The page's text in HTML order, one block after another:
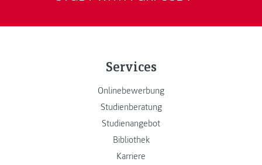
Services
Onlinebewerbung
Studienberatung
Studienangebot
Bibliothek
Karriere